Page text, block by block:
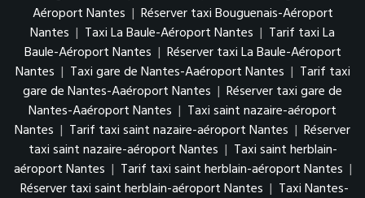
Aéroport Nantes | Réserver taxi Bouguenais-Aéroport
Nantes | Taxi La Baule-Aéroport Nantes | Tarif taxi La
Baule-Aéroport Nantes | Réserver taxi La Baule-Aéroport
Nantes | Taxi gare de Nantes-Aaéroport Nantes | Tarif taxi
gare de Nantes-Aaéroport Nantes | Réserver taxi gare de
Nantes-Aaéroport Nantes | Taxi saint nazaire-aéroport
Nantes | Tarif taxi saint nazaire-aéroport Nantes | Réserver
taxi saint nazaire-aéroport Nantes | Taxi saint herblain-
aéroport Nantes | Tarif taxi saint herblain-aéroport Nantes |
Réserver taxi saint herblain-aéroport Nantes | Taxi Nantes-